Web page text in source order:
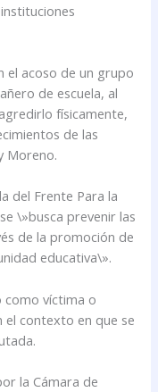
el acoso de un grupo
de escuela, al
físicamente,
de las
Moreno.
del Frente Para la
\»busca prevenir las
de la promoción de
educativa\».
como víctima o
el contexto en que se
la Cámara de